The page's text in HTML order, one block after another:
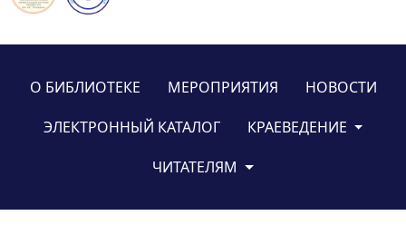
О БИБЛИОТЕКЕ МЕРОПРИЯТИЯ
НОВОСТИ
ЭЛЕКТРОННЫЙ КАТАЛОГ
КРАЕВЕДЕНИЕ
ЧИТАТЕЛЯМ